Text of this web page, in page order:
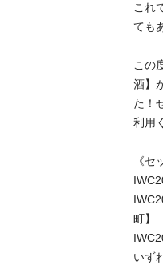
これ
ても
この
酒】
た！
利用
《セ
町】
いず